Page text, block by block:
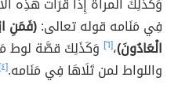
فِي مَنَامه قوله تعالى:(فَمَنِ
الْعَادُونَ)،[٦]
وَكَذَلِكَ قصَّة لوط
واللواط لمن تَلَاهَا فِي مَنَامه.[٤]